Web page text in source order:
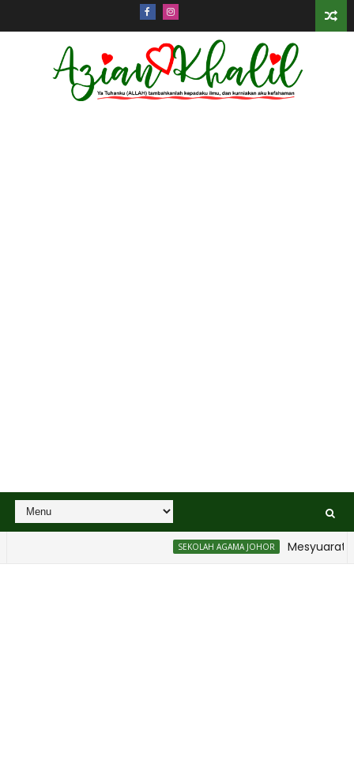
SEKOLAH AGAMA JOHOR Mesyuarat